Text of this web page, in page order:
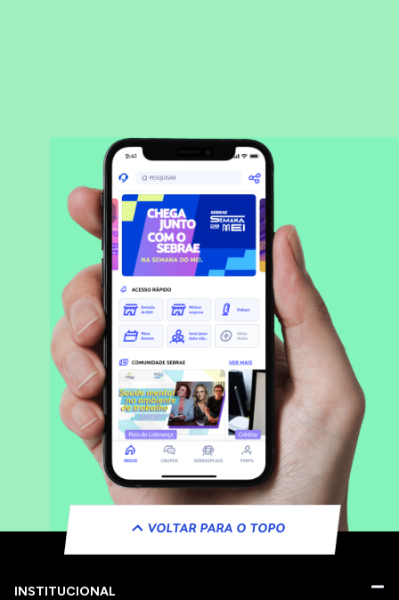
VOLTAR PARA O TOPO
INSTITUCIONAL